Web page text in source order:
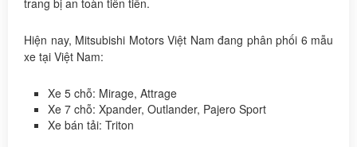
trang bị an toàn tiên tiến.
Hiện nay, Mitsubishi Motors Việt Nam đang phân phối 6 mẫu
xe tại Việt Nam:
Xe 5 chỗ: Mirage, Attrage
Xe 7 chỗ: Xpander, Outlander, Pajero Sport
Xe bán tải: Triton